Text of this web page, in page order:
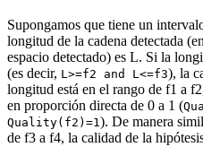
Supongamos que tiene un
longitud de la cadena detectada
espacio detectado) es L. Si la
(es decir, L>=f2 and L<=f3), la
longitud está en el rango de f1 a
en proporción directa de 0 a 1 (
Quality(f2)=1). De manera
de f3 a f4, la calidad de la